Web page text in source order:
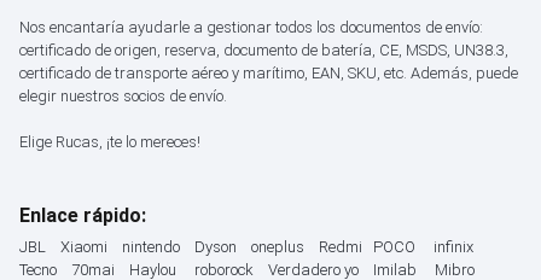
Nos encantaría ayudarle a gestionar todos los documentos de envío:
certificado de origen, reserva, documento de batería, CE, MSDS, UN38.3,
certificado de transporte aéreo y marítimo, EAN, SKU, etc. Además, puede
elegir nuestros socios de envío.
Elige Rucas, ¡te lo mereces!
Enlace rápido:
JBL Xiaomi nintendo Dyson oneplus Redmi POCO
infinix
Tecno 70mai Haylou roborock Verdadero yo Imilab
Mibro